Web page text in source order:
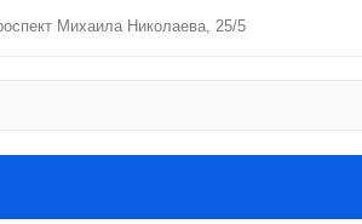
Михаила Николаева, 25/5